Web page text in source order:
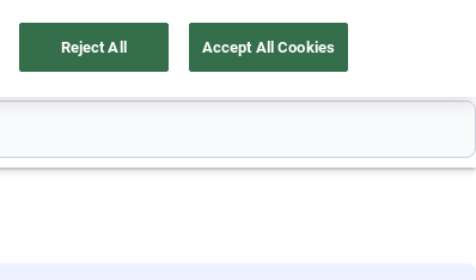
Nosotros Ubicación
Reject All Accept All Cookies